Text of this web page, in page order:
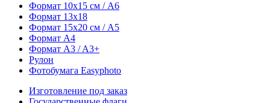
Формат 10х15 см / A6
Формат 13х18
Формат 15х20 см / A5
Формат А4
Формат A3 / A3+
Рулон
Фотобумага Easyphoto
Изготовление под заказ